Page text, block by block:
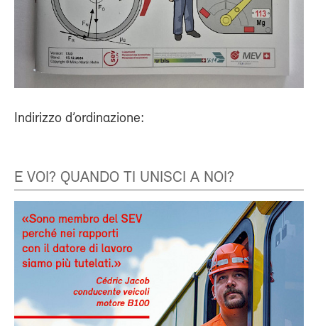
Indirizzo d’ordinazione:
E VOI? QUANDO TI UNISCI A NOI?